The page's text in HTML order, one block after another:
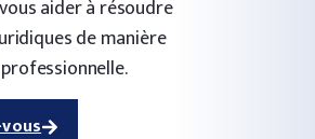
aider à résoudre
de manière